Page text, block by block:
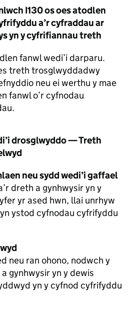
I130 os oes atodlen
a’r cyfraddau ar
yn y cyfrifiannau treth
fanwl wedi’i darparu.
treth trosglwyddadwy
neu ei werthu y mae
fanwl o’r cyfnodau
drosglwyddo — Treth
neu sydd wedi’i gaffael
dreth a gynhwysir yn y
yr ased hwn, llai unrhyw
ystod cyfnodau cyfrifyddu
neu ran ohono, nodwch y
gynhwysir yn y dewis
yn y cyfnod cyfrifyddu